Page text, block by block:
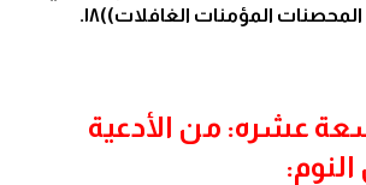
المؤمنات الغافلات))١٨.
عشره: من الأدعية
النوم: